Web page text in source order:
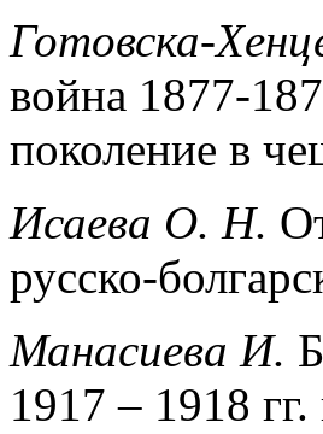
Готовска-
война 1877-
поколение в
Исаева О. Н.
русско-
Манасиева И.
1917 – 1918